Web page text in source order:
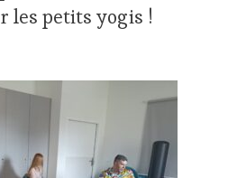
les petits yogis !